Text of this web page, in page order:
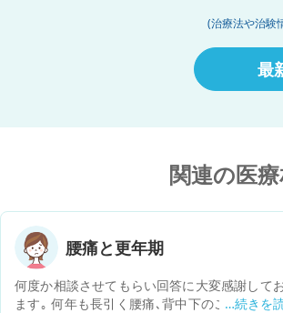
(治療法や治験
最
関連の医
腰痛と更年期
何度か相談させてもらい回答に大変感謝して
ます｡ 何年も長引く腰痛､背中下のこわばり､